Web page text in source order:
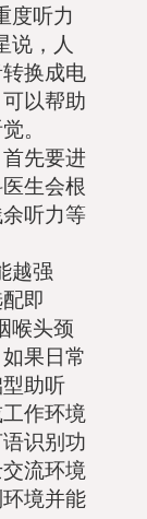
度听力
说，人
换成电
以帮助
。
先要进
生会根
听力等
越强
即
喉头颈
果日常
助听
作环境
识别功
流环境
境并能